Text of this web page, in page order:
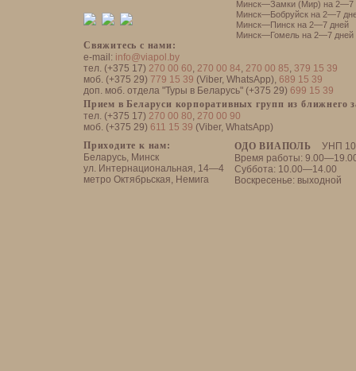
Свяжитесь с нами:
e-mail: info@viapol.by
тел. (+375 17) 270 00 60, 270 00 84, 270 00 85, 379 15 39
моб. (+375 29) 779 15 39 (Viber, WhatsApp), 689 15 39
доп. моб. отдела "Туры в Беларусь" (+375 29) 699 15 39
Прием в Беларуси корпоративных групп из ближнего
тел. (+375 17) 270 00 80, 270 00 90
моб. (+375 29) 611 15 39 (Viber, WhatsApp)
ОДО ВИАПОЛЬ
УНП
Время работы:
Суббота: 10.00—14.00
Воскресенье: выходной
Приходите к нам:
Беларусь, Минск
ул. Интернациональная, 14—4
метро Октябрьская, Немига
Минск—Замки (Мир) на 2—7
Минск—Бобруйск на 2—7
Минск—Пинск на 2—7 дней
Минск—Гомель на 2—7 дней